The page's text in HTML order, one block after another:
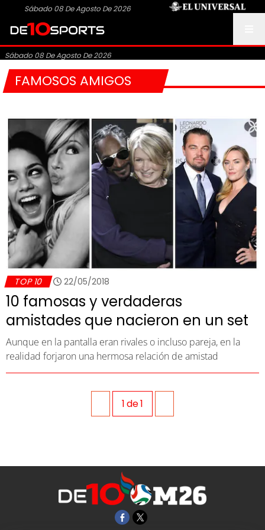
Sábado 08 De Agosto De 2026
Sábado 08 De Agosto De 2026
FAMOSOS AMIGOS
TOP 10 22/05/2018
10 famosas y verdaderas
amistades que nacieron en un set
Aunque en la pantalla eran rivales o incluso pareja, en la
realidad forjaron una hermosa relación de amistad
1de1